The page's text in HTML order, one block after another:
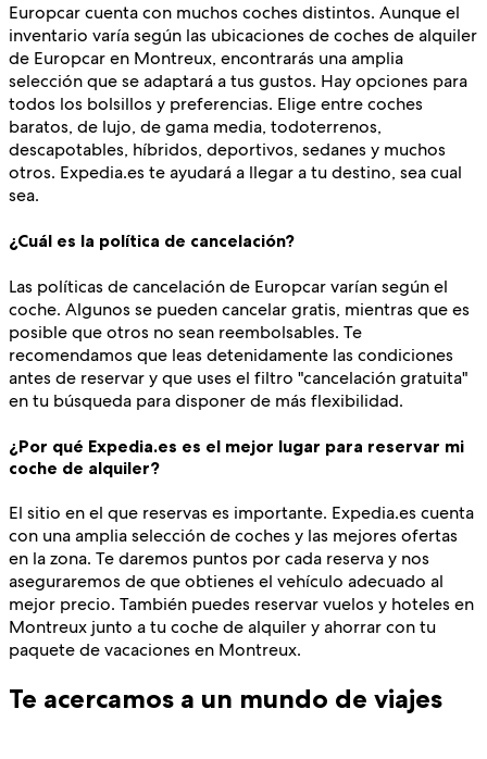
Europcar cuenta con muchos coches distintos. Aunque el
inventario varía según las ubicaciones de coches de alquiler
de Europcar en Montreux, encontrarás una amplia
selección que se adaptará a tus gustos. Hay opciones para
todos los bolsillos y preferencias. Elige entre coches
baratos, de lujo, de gama media, todoterrenos,
descapotables, híbridos, deportivos, sedanes y muchos
otros. Expedia.es te ayudará a llegar a tu destino, sea cual
sea.
¿Cuál es la política de cancelación?
Las políticas de cancelación de Europcar varían según el
coche. Algunos se pueden cancelar gratis, mientras que es
posible que otros no sean reembolsables. Te
recomendamos que leas detenidamente las condiciones
antes de reservar y que uses el filtro "cancelación gratuita"
en tu búsqueda para disponer de más flexibilidad.
¿Por qué Expedia.es es el mejor lugar para reservar mi
coche de alquiler?
El sitio en el que reservas es importante. Expedia.es cuenta
con una amplia selección de coches y las mejores ofertas
en la zona. Te daremos puntos por cada reserva y nos
aseguraremos de que obtienes el vehículo adecuado al
mejor precio. También puedes reservar vuelos y hoteles en
Montreux junto a tu coche de alquiler y ahorrar con tu
paquete de vacaciones en Montreux.
Te acercamos a un mundo de viajes